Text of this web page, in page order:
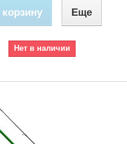
Еще
Нет в наличии